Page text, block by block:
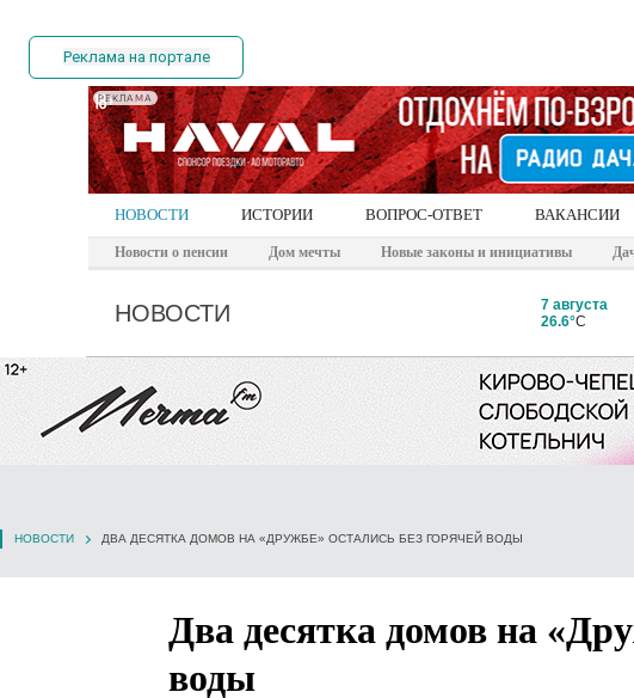
Реклама на портале
РЕКЛАМА
НОВОСТИ ИСТОРИИ ВОПРОС-ОТВЕТ ВАКАНСИИ
Новости о пенсии Дом мечты Новые законы и инициативы
НОВОСТИ
7 августа
26.6°C
НОВОСТИ ДВА ДЕСЯТКА ДОМОВ НА «ДРУЖБЕ» ОСТАЛИСЬ БЕЗ ГОРЯЧЕЙ ВОДЫ
Два десятка домов на
воды